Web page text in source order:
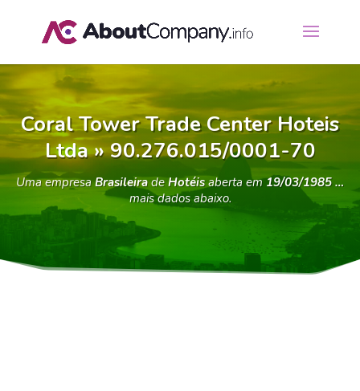
Coral Tower Trade Center Hoteis
Ltda » 90.276.015/0001-70
Uma empresaBrasileiradeHotéisaberta em19/03/1985 …
mais dados abaixo.